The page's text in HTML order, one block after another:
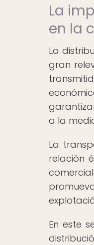
La
en la
La
gran
a la
La
relación
En este